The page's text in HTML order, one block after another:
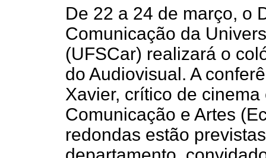
De 22 a 24 de março, o
Comunicação da
(UFSCar) realizará o
do Audiovisual. A
Xavier, crítico de
Comunicação e Artes
redondas estão